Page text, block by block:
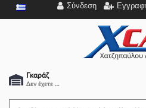
Σύνδεση
Γκαράζ
Δεν έχετε επιλέξει αμάξι.